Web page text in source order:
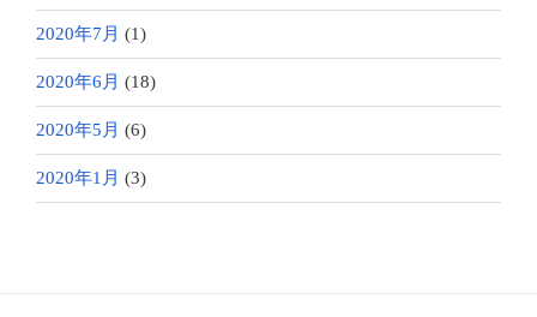
2020年7月 (1)
2020年6月 (18)
2020年5月 (6)
2020年1月 (3)